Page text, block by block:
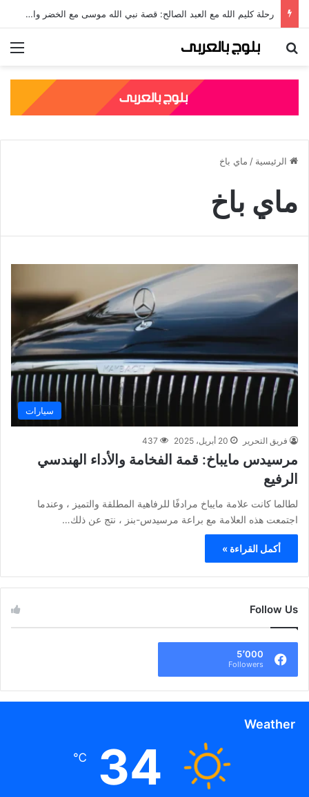
رحلة كليم الله مع العبد الصالح: قصة نبي الله موسى مع الخضر والدروس المستفادة منها
بحث عن
الرئيسية / ماي باخ
ماي باخ
سيارات
فريق التحرير 20 أبريل، 2025 437
مرسيدس مايباخ: قمة الفخامة والأداء الهندسي
الرفيع
لطالما كانت علامة مايباخ مرادفًا للرفاهية المطلقة والتميز ، وعندما
اجتمعت هذه العلامة مع براعة مرسيدس-بنز ، نتج عن ذلك…
أكمل القراءة »
Follow Us
5٬000
Followers
Weather
34
℃